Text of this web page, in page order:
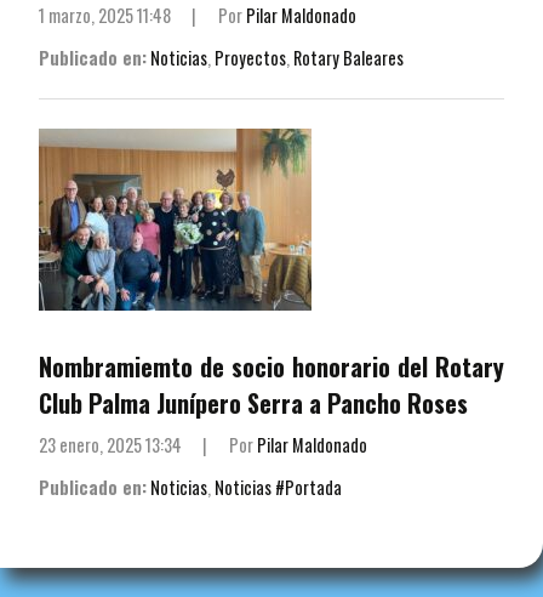
1 marzo, 2025 11:48 | PorPilar Maldonado
Publicado en:Noticias, Proyectos, Rotary Baleares
Nombramiemto de socio honorario del Rotary
Club Palma Junípero Serra a Pancho Roses
23 enero, 2025 13:34 | PorPilar Maldonado
Publicado en:Noticias, Noticias #Portada